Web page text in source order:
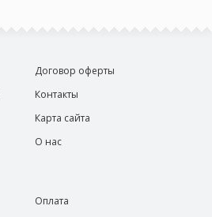
Договор оферты
Контакты
Карта сайта
О нас
Оплата